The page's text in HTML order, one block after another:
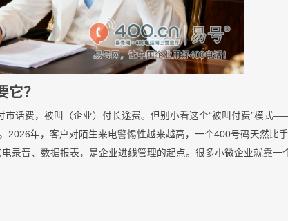
？
话费，被叫（企业）付长途费。但别小看这个“被叫付费”模式
2026年，客户对陌生来电警惕性越来越高，一个400号码天然比
录音、数据报表，是企业进线管理的起点。很多小微企业就靠一